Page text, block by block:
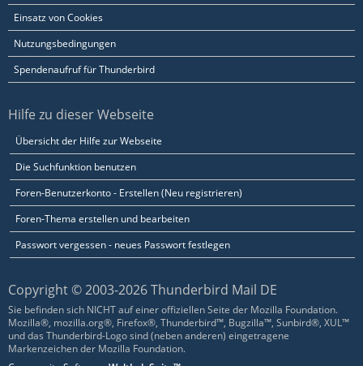
Einsatz von Cookies
Nutzungsbedingungen
Spendenaufruf für Thunderbird
Hilfe zu dieser Webseite
Übersicht der Hilfe zur Webseite
Die Suchfunktion benutzen
Foren-Benutzerkonto - Erstellen (Neu registrieren)
Foren-Thema erstellen und bearbeiten
Passwort vergessen - neues Passwort festlegen
Copyright © 2003-2026 Thunderbird Mail DE
Sie befinden sich NICHT auf einer offiziellen Seite der Mozilla Foundation.
Mozilla®, mozilla.org®, Firefox®, Thunderbird™, Bugzilla™, Sunbird®, XUL™
und das Thunderbird-Logo sind (neben anderen) eingetragene
Markenzeichen der Mozilla Foundation.